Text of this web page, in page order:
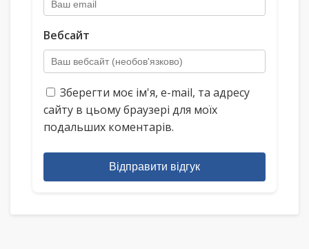
Вебсайт
Зберегти моє ім'я, e-mail, та адресу
сайту в цьому браузері для моїх
подальших коментарів.
Відправити відгук